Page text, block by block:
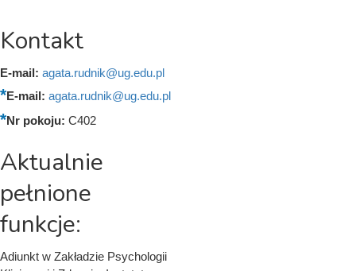
Kontakt
E-mail: agata.rudnik@ug.edu.pl
E-mail: agata.rudnik@ug.edu.pl
Nr pokoju: C402
Aktualnie
pełnione
funkcje:
Adiunkt w Zakładzie Psychologii